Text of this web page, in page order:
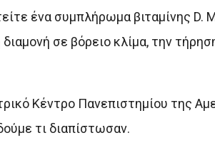
ένα συμπλήρωμα βιταμίνης D.
σε βόρειο κλίμα, την
Κέντρο Πανεπιστημίου της
τι διαπίστωσαν.